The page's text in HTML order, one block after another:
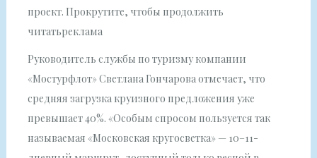
проект. Прокрутите, чтобы продолжить
читатьреклама
Руководитель службы по туризму компании
«Мостурфлот» Светлана Гончарова отмечает, что
средняя загрузка круизного предложения уже
превышает 40%. «Особым спросом пользуется так
называемая «Московская кругосветка» — 10–11-